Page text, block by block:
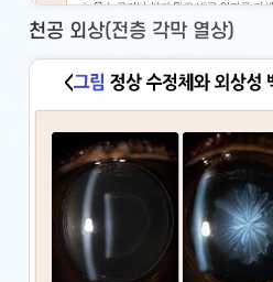
천공 외상(전층 각막 열상)